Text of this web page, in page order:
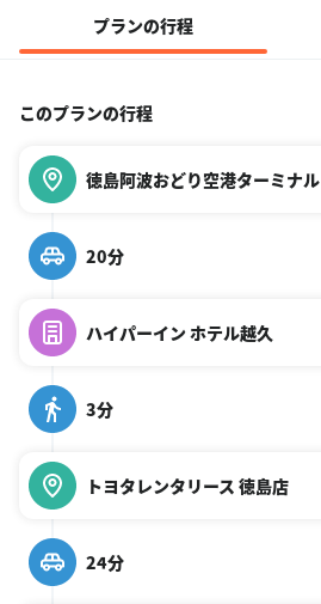
プランの行程
このプランの行程
徳島阿波おどり空港ターミナル
20分
ハイパーイン ホテル越久
3分
トヨタレンタリース 徳島店
24分